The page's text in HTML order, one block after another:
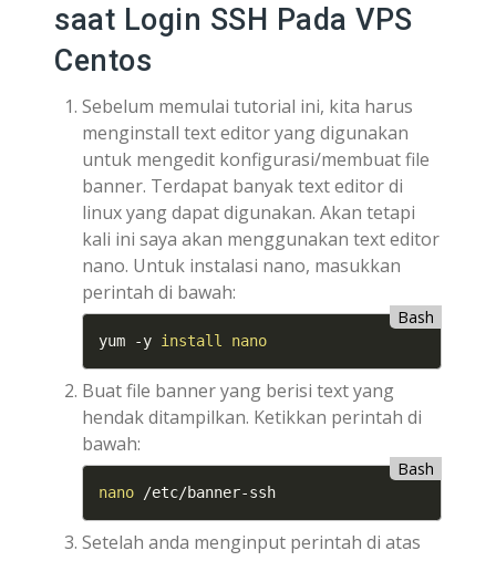
saat Login SSH Pada VPS
Centos
Sebelum memulai tutorial ini, kita harus
menginstall text editor yang digunakan
untuk mengedit konfigurasi/membuat file
banner. Terdapat banyak text editor di
linux yang dapat digunakan. Akan tetapi
kali ini saya akan menggunakan text editor
nano. Untuk instalasi nano, masukkan
perintah di bawah:
Bash
yum -y install nano
Buat file banner yang berisi text yang
hendak ditampilkan. Ketikkan perintah di
bawah:
Bash
nano /etc/banner-ssh
Setelah anda menginput perintah di atas